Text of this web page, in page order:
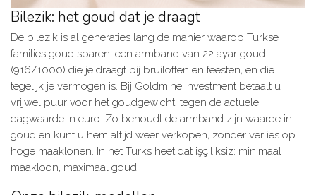
Bilezik: het goud dat je draagt
De bilezik is al generaties lang de manier waarop Turkse
families goud sparen: een armband van 22 ayar goud
(916/1000) die je draagt bij bruiloften en feesten, en die
tegelijk je vermogen is. Bij Goldmine Investment betaalt u
vrijwel puur voor het goudgewicht, tegen de actuele
dagwaarde in euro. Zo behoudt de armband zijn waarde in
goud en kunt u hem altijd weer verkopen, zonder verlies op
hoge maaklonen. In het Turks heet dat işçiliksiz: minimaal
maakloon, maximaal goud.